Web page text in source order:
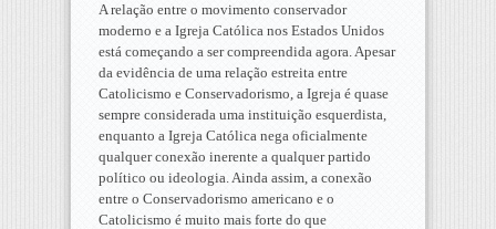
A relação entre o movimento conservador
moderno e a Igreja Católica nos Estados Unidos
está começando a ser compreendida agora. Apesar
da evidência de uma relação estreita entre
Catolicismo e Conservadorismo, a Igreja é quase
sempre considerada uma instituição esquerdista,
enquanto a Igreja Católica nega oficialmente
qualquer conexão inerente a qualquer partido
político ou ideologia. Ainda assim, a conexão
entre o Conservadorismo americano e o
Catolicismo é muito mais forte do que